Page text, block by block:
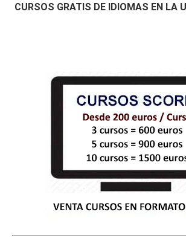
CURSOS GRATIS DE IDIOMAS EN LA